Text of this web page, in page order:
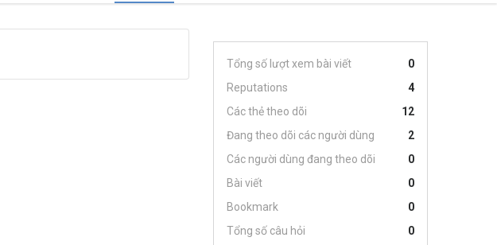
Tổng số lượt xem bài viết
0
Reputations
4
Các thẻ theo dõi
12
Đang theo dõi các người dùng
2
Các người dùng đang theo dõi
0
Bài viết
0
Bookmark
0
Tổng số câu hỏi
0